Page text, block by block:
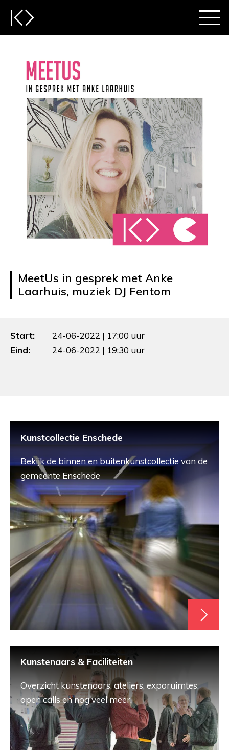
MeetUs in gesprek met Anke
Laarhuis, muziek DJ Fentom
Start:
24-06-2022 | 17:00 uur
Eind:
24-06-2022 | 19:30 uur
Kunstcollectie Enschede
Bekijk de binnen en buitenkunstcollectie van de
gemeente Enschede
Kunstenaars & Faciliteiten
Overzicht kunstenaars, ateliers, exporuimtes,
open calls en nog veel meer.